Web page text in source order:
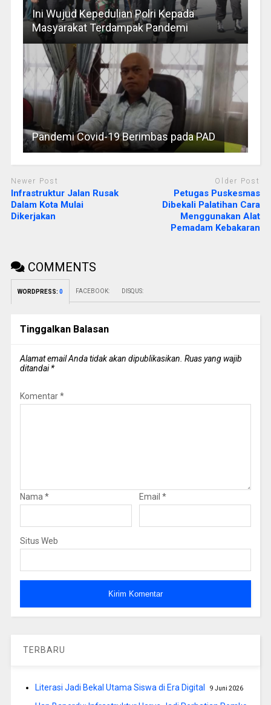
Ini Wujud Kepedulian Polri Kepada
Masyarakat Terdampak Pandemi
Pandemi Covid-19 Berimbas pada PAD
Newer Post
Infrastruktur Jalan Rusak
Dalam Kota Mulai
Dikerjakan
Older Post
Petugas Puskesmas
Dibekali Palatihan Cara
Menggunakan Alat
Pemadam Kebakaran
COMMENTS
WORDPRESS: 0 FACEBOOK: DISQUS:
Tinggalkan Balasan
Alamat email Anda tidak akan dipublikasikan. Ruas yang wajib
ditandai*
Komentar*
Nama * Email *
Situs Web
TERBARU
Literasi Jadi Bekal Utama Siswa di Era Digital 9 Juni 2026